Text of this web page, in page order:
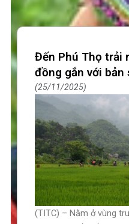
Đến Phú Thọ trải
đồng gắn với bản
25/11/2025
(TITC) – Nằm ở vùng